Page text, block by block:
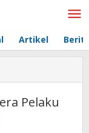
Artikel
Pelaku